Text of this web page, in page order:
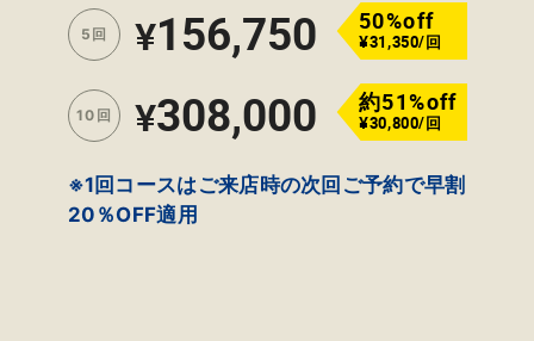
5回 ¥156,750 50%off
¥31,350/回
10回 ¥308,000 約51%off
¥30,800/回
※1回コースはご来店時の次回ご予約で早割
20％OFF適用